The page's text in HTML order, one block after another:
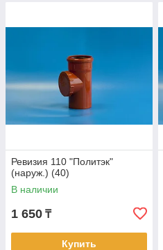
Ревизия 110 "Политэк"
(наруж.) (40)
В наличии
1 650 ₸
Купить